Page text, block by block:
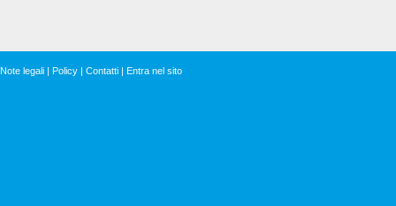
Note legali | Policy | Contatti | Entra nel sito